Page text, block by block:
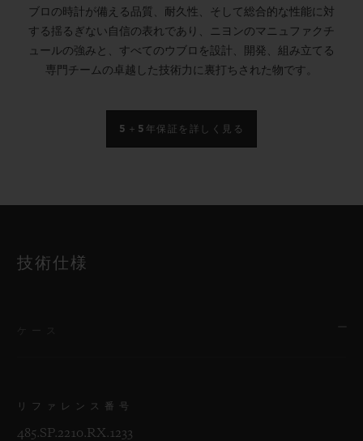
ブロの時計が備える品質、耐久性、そして総合的な性能に対
する揺るぎない自信の表れであり、ニヨンのマニュファクチ
ュールの強みと、すべてのウブロを設計、開発、組み立てる
専門チームの卓越した技術力に裏打ちされた物です。
5＋5年保証を詳しく見る
技術仕様
リファレンス番号
485.SP.2210.RX.1233